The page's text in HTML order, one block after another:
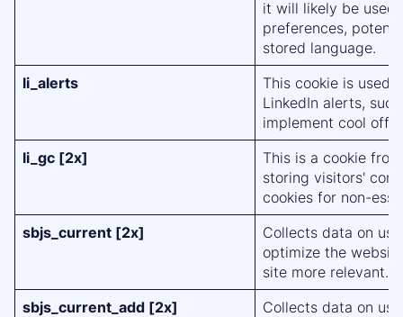
it will likely be used
preferences,
stored language.
li_alerts
This cookie is used
LinkedIn alerts,
implement cool off
li_gc [2x]
This is a cookie
storing visitors'
cookies for non-
sbjs_current [2x]
Collects data on
optimize the
site more relevant.
sbjs_current_add [2x]
Collects data on